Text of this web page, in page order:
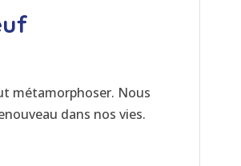
métamorphoser. Nous
dans nos vies.